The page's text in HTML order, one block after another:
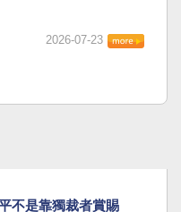
2026-07-23
不是靠獨裁者賞賜